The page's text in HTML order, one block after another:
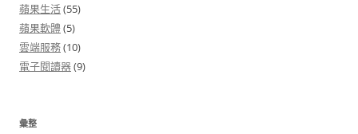
蘋果生活(55)
蘋果軟體(5)
雲端服務(10)
電子閱讀器(9)
彙整